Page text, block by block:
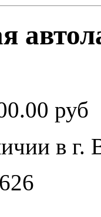
руб
в г.